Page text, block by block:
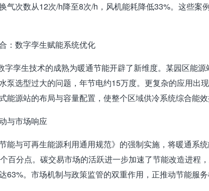
气次数从12次/h降至8次/h，风机能耗降低33%。这些
：数字孪生赋能系统优化
字孪生技术的成熟为暖通节能开辟了新维度。某园区能
泵选型过大的问题，年节电约15万度。更复杂的应用出
能源站的布局与容量配置，使整个区域供冷系统综合能
与市场响应
节能与可再生能源利用通用规范》的强制实施，将暖通
百分点。碳交易市场的活跃进一步加速了节能改造进程
63%。市场机制与政策监管的双重作用，正推动节能服